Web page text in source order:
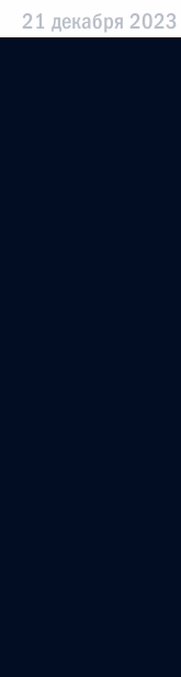
21 декабря 2023